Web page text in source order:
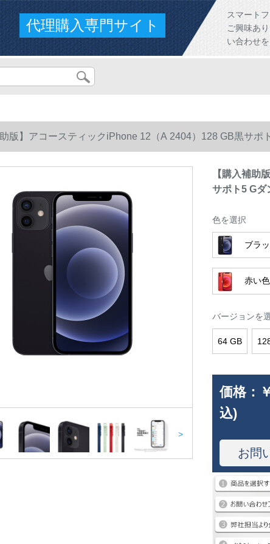
代理購入専門サイト
スマート
ご興味あ
い合わせ
版】アコースティックiPhone 12（A 2404）128 GB黒サポ
>
【購入補助
サポト5 Gダ
色を選択
ブラ
赤い色
バージョンを
64 GB
価格：
込)
お問